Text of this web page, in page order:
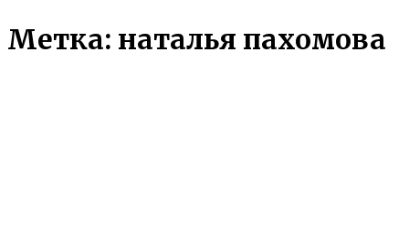
Метка: наталья пахомова